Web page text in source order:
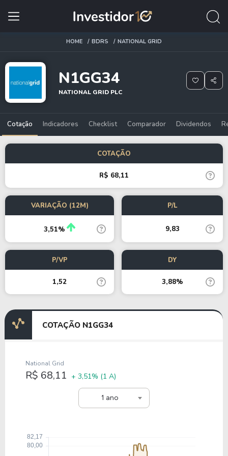
HOME BDRS NATIONAL GRID
N1GG34
NATIONAL GRID PLC
Cotação Indicadores Checklist Comparador Dividendos
COTAÇÃO
R$ 68,11
VARIAÇÃO (12M)
3,51%
P/L
9,83
P/VP
1,52
DY
3,88%
COTAÇÃO N1GG34
1 ano
National Grid
R$ 68,11 + 3,51% (1 A)